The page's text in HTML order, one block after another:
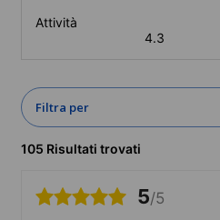
Attività
4.3
Filtra per
105 Risultati trovati
5/5